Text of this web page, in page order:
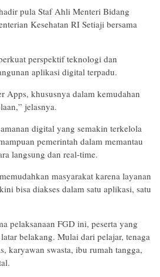
pula Staf Ahli Menteri Bidang
Kesehatan RI Setiaji bersama
perspektif teknologi dan
aplikasi digital terpadu.
Apps, khususnya dalam kemudahan
jelasnya.
digital yang semakin terkelola
pemerintah dalam memantau
langsung dan real-time.
masyarakat karena layanan
bisa diakses dalam satu aplikasi, satu
pelaksanaan FGD ini, peserta yang
belakang. Mulai dari pelajar, tenaga
karyawan swasta, ibu rumah tangga,